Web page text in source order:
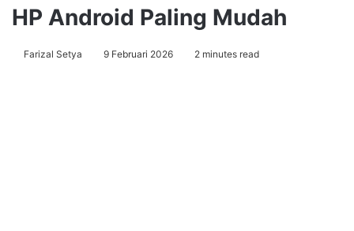
HP Android Paling Mudah
Farizal Setya 9 Februari 2026 2 minutes read